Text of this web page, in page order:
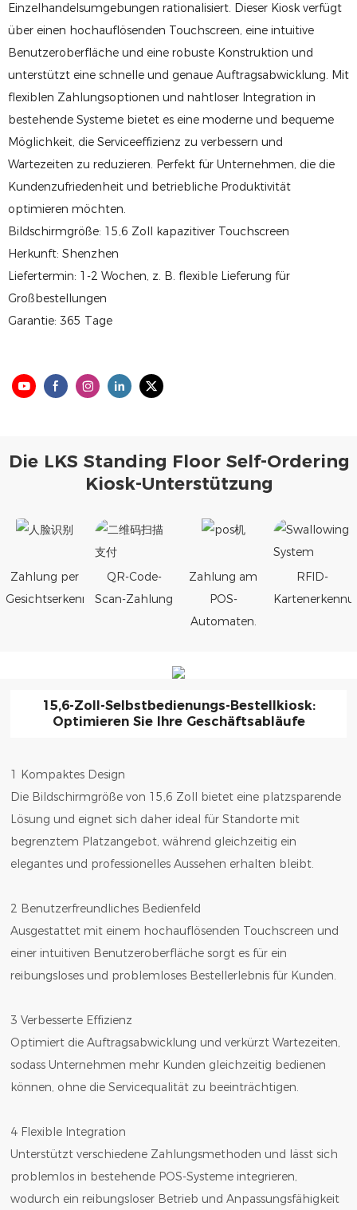
Einzelhandelsumgebungen rationalisiert. Dieser Kiosk verfügt
über einen hochauflösenden Touchscreen, eine intuitive
Benutzeroberfläche und eine robuste Konstruktion und
unterstützt eine schnelle und genaue Auftragsabwicklung. Mit
flexiblen Zahlungsoptionen und nahtloser Integration in
bestehende Systeme bietet es eine moderne und bequeme
Möglichkeit, die Serviceeffizienz zu verbessern und
Wartezeiten zu reduzieren. Perfekt für Unternehmen, die die
Kundenzufriedenheit und betriebliche Produktivität
optimieren möchten.
Bildschirmgröße: 15,6 Zoll kapazitiver Touchscreen
Herkunft: Shenzhen
Liefertermin: 1-2 Wochen, z. B. flexible Lieferung für
Großbestellungen
Garantie: 365 Tage
Die LKS Standing Floor Self-Ordering
Kiosk-Unterstützung
Zahlung per
Gesichtserkennung
QR-Code-
Scan-Zahlung
Zahlung am
POS-
Automaten.
RFID-
15,6-Zoll-Selbstbedienungs-Bestellkiosk:
Optimieren Sie Ihre Geschäftsabläufe
1 Kompaktes Design
Die Bildschirmgröße von 15,6 Zoll bietet eine platzsparende
Lösung und eignet sich daher ideal für Standorte mit
begrenztem Platzangebot, während gleichzeitig ein
elegantes und professionelles Aussehen erhalten bleibt.
2 Benutzerfreundliches Bedienfeld
Ausgestattet mit einem hochauflösenden Touchscreen und
einer intuitiven Benutzeroberfläche sorgt es für ein
reibungsloses und problemloses Bestellerlebnis für Kunden.
3 Verbesserte Effizienz
Optimiert die Auftragsabwicklung und verkürzt Wartezeiten,
sodass Unternehmen mehr Kunden gleichzeitig bedienen
können, ohne die Servicequalität zu beeinträchtigen.
4 Flexible Integration
Unterstützt verschiedene Zahlungsmethoden und lässt sich
problemlos in bestehende POS-Systeme integrieren,
wodurch ein reibungsloser Betrieb und Anpassungsfähigkeit